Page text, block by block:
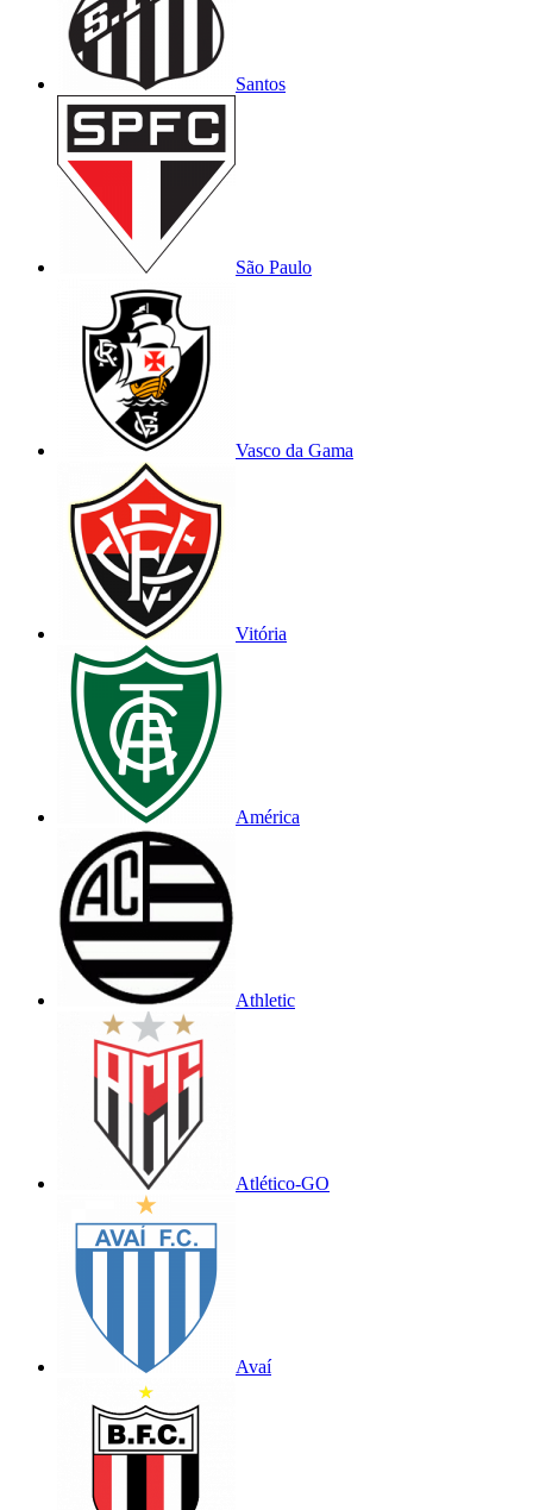
Santos
São Paulo
Vasco da Gama
Vitória
América
Athletic
Atlético-GO
Avaí